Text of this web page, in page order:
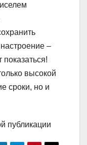
–
высокой
сроки, но и
публикации